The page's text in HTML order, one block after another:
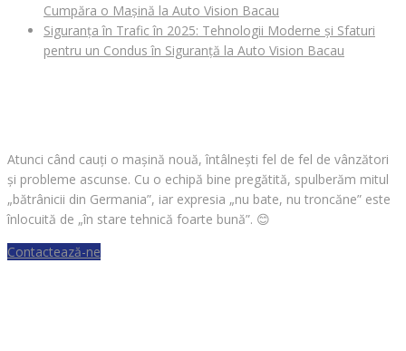
Cumpăra o Mașină la Auto Vision Bacau
Siguranța în Trafic în 2025: Tehnologii Moderne și Sfaturi
pentru un Condus în Siguranță la Auto Vision Bacau
Atunci când cauți o mașină nouă, întâlnești fel de fel de vânzători
și probleme ascunse. Cu o echipă bine pregătită, spulberăm mitul
„bătrânicii din Germania”, iar expresia „nu bate, nu troncăne” este
înlocuită de „în stare tehnică foarte bună”. 😊
Contactează-ne